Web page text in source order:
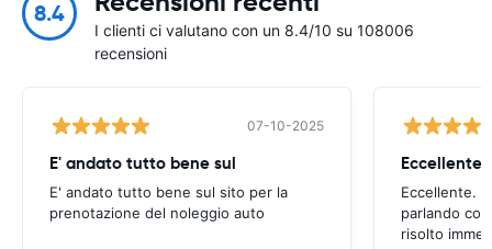
8.4
I clienti ci valutano con un 8.4/10 su 108006
recensioni
07-10-2025
E' andato tutto bene sul
E' andato tutto bene sul sito per la
prenotazione del noleggio auto
Eccellente.
parlando
risolto